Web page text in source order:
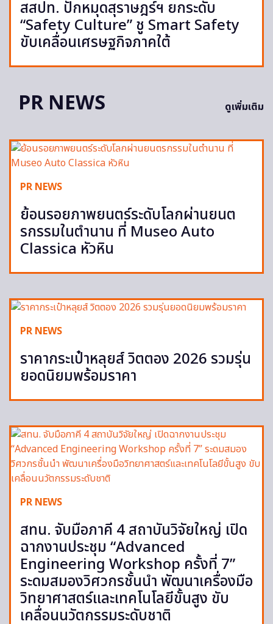
สสปท. ปักหมุดสุราษฎร์ฯ ยกระดับ
“Safety Culture” ชู Smart Safety
ขับเคลื่อนเศรษฐกิจภาคใต้
PR NEWS ดูเพิ่มเติม
PR NEWS
ย้อนรอยภาพยนตร์ระดับโลกผ่านยนต
รกรรมในตำนาน ที่ Museo Auto
Classica หัวหิน
PR NEWS
ราคากระเป๋าหลุยส์ วิตตอง 2026 รวมรุ่น
ยอดนิยมพร้อมราคา
PR NEWS
สทน. จับมือภาคี 4 สถาบันวิจัยใหญ่ เปิด
ฉากงานประชุม “Advanced
Engineering Workshop ครั้งที่ 7”
ระดมสมองวิศวกรชั้นนำ พัฒนาเครื่องมือ
วิทยาศาสตร์และเทคโนโลยีขั้นสูง ขับ
เคลื่อนนวัตกรรมระดับชาติ